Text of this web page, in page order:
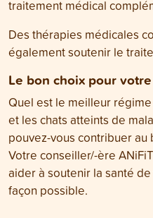
traitement médical
Des thérapies médicales
également soutenir le
Le bon choix pour
Quel est le meilleur
et les chats atteints de
pouvez-vous contribuer
Votre conseiller/-ère
aider à soutenir la santé
façon possible.